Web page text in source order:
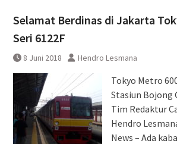
⁩Selamat Berdinas di Jakarta
Seri 6122F
8 Juni 2018 Hendro Lesmana
Tokyo Metro
Stasiun Bojong
Tim Redaktur
Hendro
News – Ada